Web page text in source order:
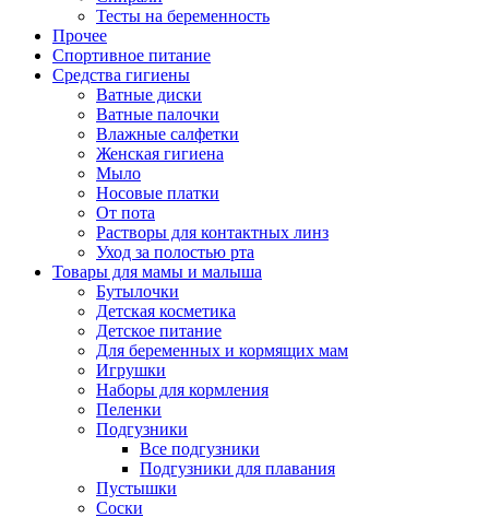
Тесты на беременность
Прочее
Спортивное питание
Средства гигиены
Ватные диски
Ватные палочки
Влажные салфетки
Женская гигиена
Мыло
Носовые платки
От пота
Растворы для контактных линз
Уход за полостью рта
Товары для мамы и малыша
Бутылочки
Детская косметика
Детское питание
Для беременных и кормящих мам
Игрушки
Наборы для кормления
Пеленки
Подгузники
Все подгузники
Подгузники для плавания
Пустышки
Соски